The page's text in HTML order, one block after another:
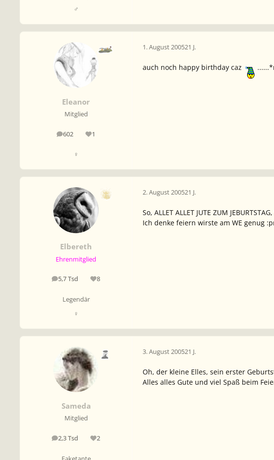
♂
Eleanor
Mitglied
602
Beiträge 1
Reputation
♀
1. August 200521 J.
auch noch happy birthday caz
Elbereth
Ehrenmitglied
5,7 Tsd
Beiträge 8
Reputation
Legendär
♀
2. August 200521 J.
So, ALLET ALLET JUTE ZUM
Ich denke feiern wirste am WE genug
Sameda
Mitglied
2,3 Tsd
Beiträge 2
Reputation
3. August 200521 J.
Oh, der kleine Elles, sein erster
Alles alles Gute und viel Spaß beim